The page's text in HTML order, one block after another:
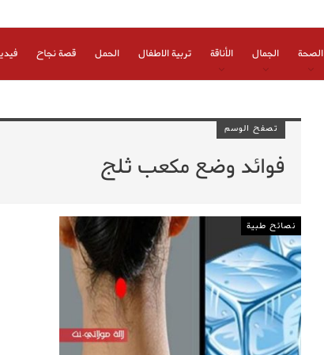
الصحة الجمال الأناقة تربية الاطفال الحمل قصة نجاح
تصفح الوسم
فوائد وضع مكعب ثلج
نصائح طبية